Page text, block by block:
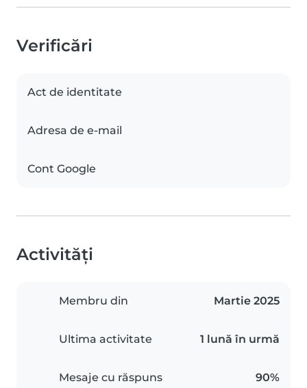
Verificări
Act de identitate
Adresa de e-mail
Cont Google
Activități
Membru din Martie 2025
Ultima activitate 1 lună în urmă
Mesaje cu răspuns 90%